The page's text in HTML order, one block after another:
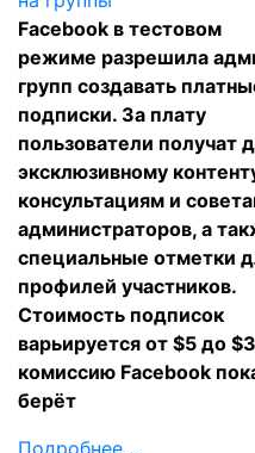
Facebook в тестовом
режиме разрешила
групп создавать
подписки. За плату
пользователи получат
эксклюзивному
консультациям и
администраторов, а
специальные отметки
профилей участников.
Стоимость подписок
варьируется от $5 до
комиссию Facebook
берёт
Подробнее ...